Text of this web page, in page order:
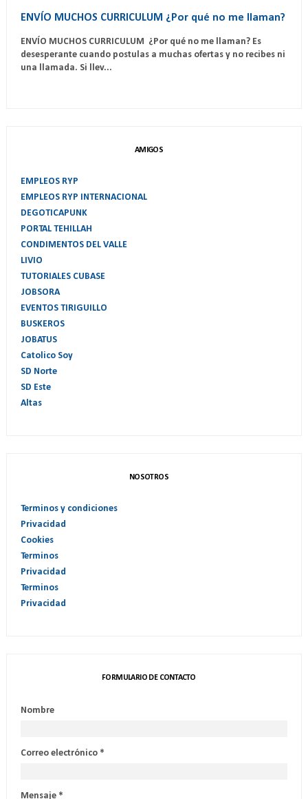
ENVÍO MUCHOS CURRICULUM ¿Por qué no me llaman?
ENVÍO MUCHOS CURRICULUM ¿Por qué no me llaman? Es
desesperante cuando postulas a muchas ofertas y no recibes ni
una llamada. Si llev...
AMIGOS
EMPLEOS RYP
EMPLEOS RYP INTERNACIONAL
DEGOTICAPUNK
PORTAL TEHILLAH
CONDIMENTOS DEL VALLE
LIVIO
TUTORIALES CUBASE
JOBSORA
EVENTOS TIRIGUILLO
BUSKEROS
JOBATUS
Catolico Soy
SD Norte
SD Este
Altas
NOSOTROS
Terminos y condiciones
Privacidad
Cookies
Terminos
Privacidad
Terminos
Privacidad
FORMULARIO DE CONTACTO
Nombre
Correo electrónico *
Mensaje *